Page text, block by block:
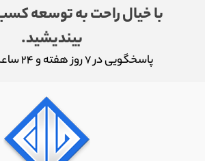
با خیال راحت به توسعه
بیندیشید.
پاسخگویی در ۷ روز هفته و ۲۴ ساعت شبانه روز